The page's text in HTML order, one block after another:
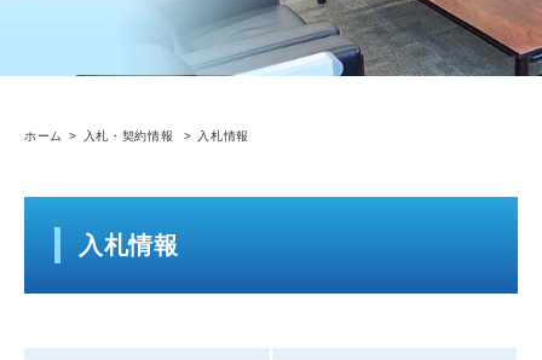
ホーム 入札・契約情報 入札情報
入札情報